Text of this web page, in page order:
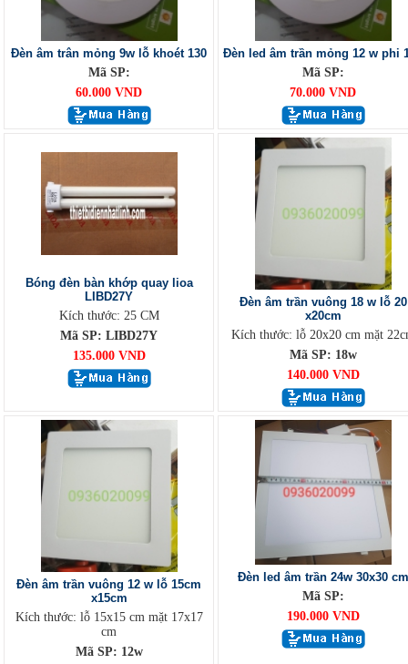
Đèn âm trân mỏng 9w lỗ khoét 130
Mã SP:
60.000 VND
Đèn led âm trần mỏng 12 w phi
Mã SP:
70.000 VND
Bóng đèn bàn khớp quay lioa
LIBD27Y
Kích thước: 25 CM
Mã SP: LIBD27Y
135.000 VND
Đèn âm trần vuông 18 w lỗ 20
x20cm
Kích thước: lỗ 20x20 cm mặt
Mã SP: 18w
140.000 VND
Đèn âm trần vuông 12 w lỗ 15cm
x15cm
Kích thước: lỗ 15x15 cm mặt 17x17
cm
Mã SP: 12w
Đèn led âm trần 24w 30x30 cm
Mã SP:
190.000 VND